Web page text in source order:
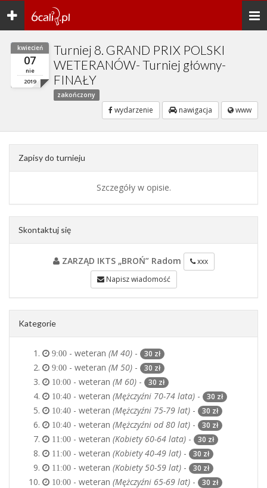
Toggle
navigation
kwiecień
07
nie
2019
Turniej 8. GRAND PRIX POLSKI
WETERANÓW- Turniej główny-
FINAŁY
zakończony
wydarzenie nawigacja www
Zapisy do turnieju
Szczegóły w opisie.
Skontaktuj się
ZARZĄD IKTS „BROŃ” Radom
xxx
Napisz wiadomość
Kategorie
9:00 - weteran (M 40) - 30 zł
9:00 - weteran (M 50) - 30 zł
10:00 - weteran (M 60) - 30 zł
10:40 - weteran (Mężczyźni 70-74 lata) - 30 zł
10:40 - weteran (Mężczyźni 75-79 lat) - 30 zł
10:40 - weteran (Mężczyźni od 80 lat) - 30 zł
11:00 - weteran (Kobiety 60-64 lata) - 30 zł
11:00 - weteran (Kobiety 40-49 lat) - 30 zł
11:00 - weteran (Kobiety 50-59 lat) - 30 zł
10:00 - weteran (Mężczyźni 65-69 lat) - 30 zł